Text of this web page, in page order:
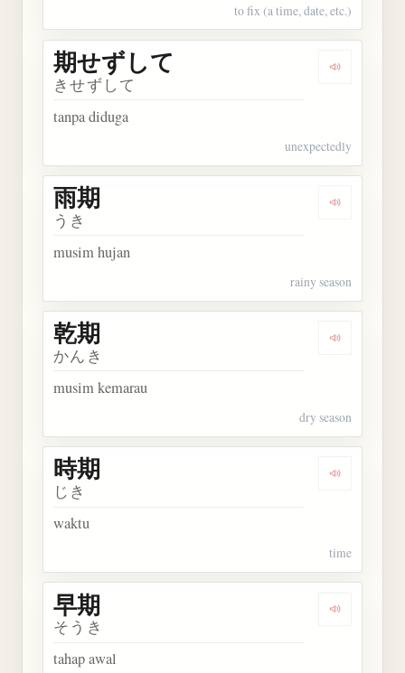
to fix (a time, date, etc.)
Dengarkan
期せずして
きせずして
tanpa diduga
unexpectedly
Dengarkan
雨期
うき
musim hujan
rainy season
Dengarkan
乾期
かんき
musim kemarau
dry season
Dengarkan
時期
じき
waktu
time
Dengarkan
早期
そうき
tahap awal